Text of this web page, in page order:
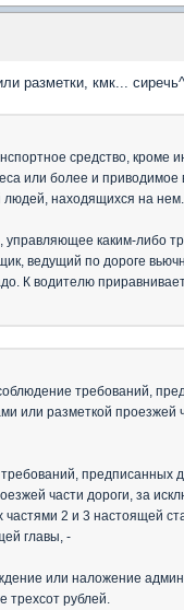
разметки, кмк... сиречь^
средство, кроме
или более и приводимое
людей, находящихся на нем.
управляющее каким-либо
ведущий по дороге
К водителю
требований,
или разметкой проезжей
предписанных
части дороги, за
2 и 3 настоящей
главы, -
или наложение
рублей.